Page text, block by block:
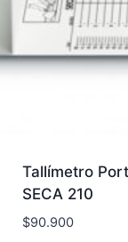
Tallímetro
SECA 210
$90.900